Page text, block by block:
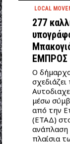
LOCAL
277
ΕΜΠΡΟΣ
Ο
μέσω
από την
(ΕΤΑΔ)
πλαίσια